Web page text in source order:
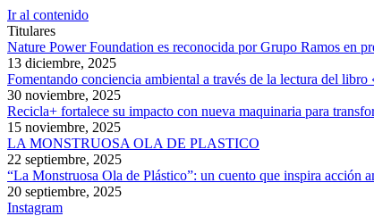
Ir al contenido
Titulares
Nature Power Foundation es reconocida por Grupo Ramos en
13 diciembre, 2025
Fomentando conciencia ambiental a través de la lectura del
30 noviembre, 2025
Recicla+ fortalece su impacto con nueva maquinaria para
15 noviembre, 2025
LA MONSTRUOSA OLA DE PLASTICO
22 septiembre, 2025
“La Monstruosa Ola de Plástico”: un cuento que inspira acción
20 septiembre, 2025
Instagram